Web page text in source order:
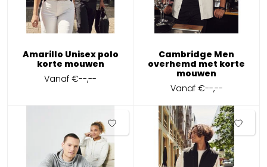
Amarillo Unisex polo
korte mouwen
Vanaf€--,--
Cambridge Men
overhemd met korte
mouwen
Vanaf €--,--